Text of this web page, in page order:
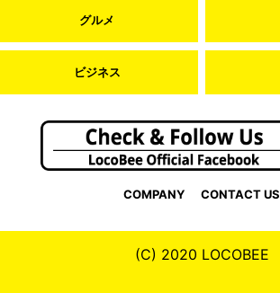
グルメ
ビジネス
COMPANY CONTACT US
(C) 2020 LOCOBEE